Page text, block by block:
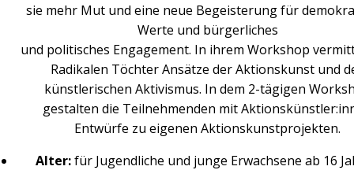
sie mehr Mut und eine neue Begeisterung für
Werte und bürgerliches
und politisches Engagement. In ihrem Workshop
Radikalen Töchter Ansätze der Aktionskunst und
künstlerischen Aktivismus. In dem 2-tägigen
gestalten die Teilnehmenden mit
Entwürfe zu eigenen Aktionskunstprojekten.
Alter:für Jugendliche und junge Erwachsene ab 16